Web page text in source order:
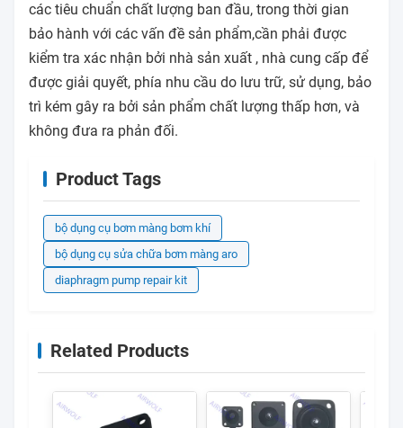
các tiêu chuẩn chất lượng ban đầu, trong thời gian
bảo hành với các vấn đề sản phẩm,cần phải được
kiểm tra xác nhận bởi nhà sản xuất , nhà cung cấp để
được giải quyết, phía nhu cầu do lưu trữ, sử dụng, bảo
trì kém gây ra bởi sản phẩm chất lượng thấp hơn, và
không đưa ra phản đối.
Product Tags
bộ dụng cụ bơm màng bơm khí
bộ dụng cụ sửa chữa bơm màng aro
diaphragm pump repair kit
Related Products